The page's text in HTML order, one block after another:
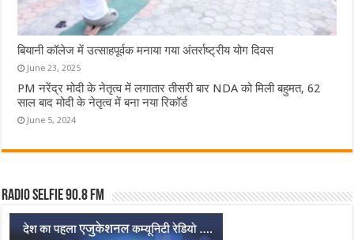
बियानी कॉलेज में उत्साहपूर्वक मनाया गया अंतर्राष्ट्रीय योग दिवस
June 23, 2025
PM नरेंद्र मोदी के नेतृत्व में लगातार तीसरी बार NDA को मिली बहुमत, 62
साल बाद मोदी के नेतृत्व में बना नया रिकॉर्ड
June 5, 2024
Radio Selfie 90.8 FM